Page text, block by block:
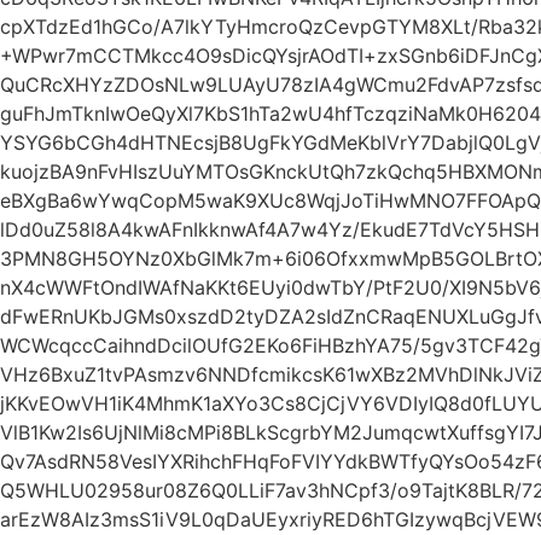
cpXTdzEd1hGCo/A7lkYTyHmcroQzCevpGTYM8XLt/
lDd0uZ58l8A4kwAFnIkknwAf4A7w4Yz/
nX4cWWFtOndIWAfNaKKt6EUyi0dwTbY/PtF2U0/
WCWcqccCaihndDcilOUfG2EKo6FiHBzhYA75/
Q5WHLU02958ur08Z6Q0LLiF7av3hNCpf3/o9TajtK8BLR/